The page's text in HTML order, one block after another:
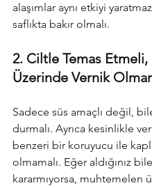
alaşımlar aynı etkiyi
saflıkta bakır olmalı.
2. Ciltle Temas Etmeli,
Üzerinde Vernik
Sadece süs amaçlı değil,
durmalı. Ayrıca kesinlikle
benzeri bir koruyucu ile
olmamalı. Eğer aldığınız
kararmıyorsa, muhtemelen